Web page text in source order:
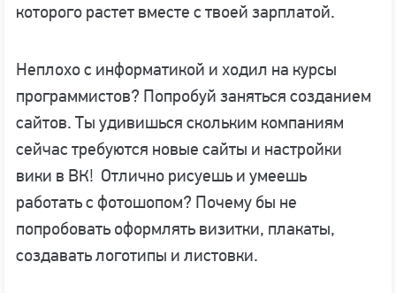
которого растет вместе с твоей зарплатой.
Неплохо с информатикой и ходил на курсы
программистов? Попробуй заняться созданием
сайтов. Ты удивишься скольким компаниям
сейчас требуются новые сайты и настройки
вики в ВК! Отлично рисуешь и умеешь
работать с фотошопом? Почему бы не
попробовать оформлять визитки, плакаты,
создавать логотипы и листовки.